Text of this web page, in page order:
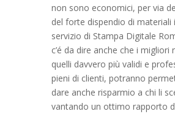
non sono economici, per via
del forte dispendio di materiali
servizio di Stampa Digitale
c’é da dire anche che i migliori
quelli davvero più validi e
pieni di clienti, potranno
dare anche risparmio a chi li
vantando un ottimo rapporto